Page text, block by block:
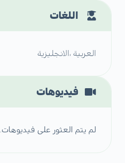
اللغات
العربية ،الانجليزية
فيديوهات
لم يتم العثور على فيديوهات.